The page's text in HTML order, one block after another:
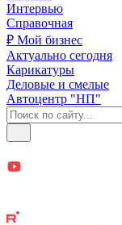
Интервью
Справочная
₽ Мой бизнес
Актуально сегодня
Карикатуры
Деловые и смелые
Автоцентр "НП"